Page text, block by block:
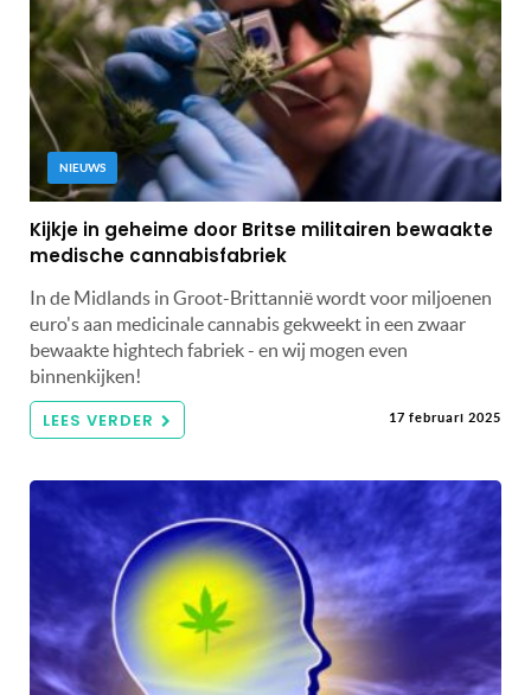
NIEUWS
Kijkje in geheime door Britse militairen bewaakte
medische cannabisfabriek
In de Midlands in Groot-Brittannië wordt voor miljoenen
euro's aan medicinale cannabis gekweekt in een zwaar
bewaakte hightech fabriek - en wij mogen even
binnenkijken!
LEES VERDER 17 februari 2025